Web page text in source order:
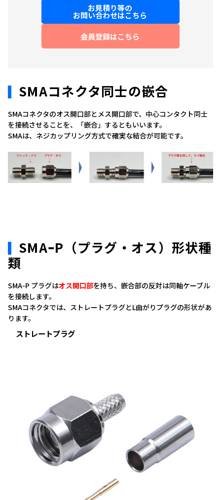
お見積り等の
お問い合わせはこちら
会員登録はこちら
SMAコネクタ同士の嵌合
SMAコネクタのオス開口部とメス開口部で、中心コンタクト同士
を接続させることを、「嵌合」するともいいます。
SMAは、ネジカップリング方式で確実な結合が可能です。
SMAｰP（プラグ・オス）形状種
類
SMA-P プラグはオス開口部を持ち、嵌合部の反対は同軸ケーブル
を接続します。
SMAコネクタでは、ストレートプラグとL曲がりプラグの形状があ
ります。
ストレートプラグ